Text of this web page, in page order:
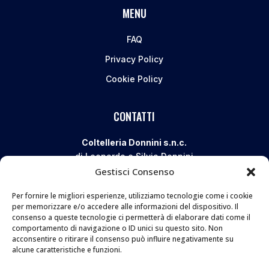
Gestisci Consenso
Per fornire le migliori esperienze, utilizziamo tecnologie come i cookie
per memorizzare e/o accedere alle informazioni del dispositivo. Il
consenso a queste tecnologie ci permetterà di elaborare dati come il
comportamento di navigazione o ID unici su questo sito. Non
acconsentire o ritirare il consenso può influire negativamente su
alcune caratteristiche e funzioni.
MENU
FAQ
Privacy Policy
Cookie Policy
CONTATTI
Coltelleria Donnini s.n.c.
di Leonardo e Silvia Donnini
Via Giovanni Lanza, 70 – 50136 FIRENZE
Telefono e WhatsApp:055 661 438
Email: info@donninicoltelleria.it
FOLLOW